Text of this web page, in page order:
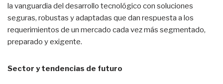
la vanguardia del desarrollo tecnológico con soluciones
seguras, robustas y adaptadas que dan respuesta a los
requerimientos de un mercado cada vez más segmentado,
preparado y exigente.
Sector y tendencias de futuro